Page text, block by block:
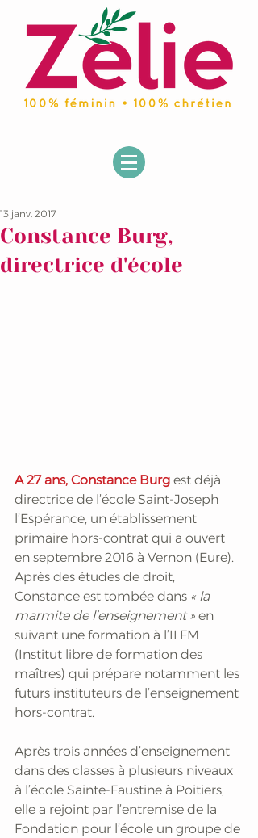
Constance Burg,
directrice d'école
13 janv. 2017
A 27 ans, Constance Burg est déjà
directrice de l’école Saint-Joseph
l’Espérance, un établissement
primaire hors-contrat qui a ouvert
en septembre 2016 à Vernon (Eure).
Après des études de droit,
Constance est tombée dans « la
marmite de l’enseignement » en
suivant une formation à l’ILFM
(Institut libre de formation des
maîtres) qui prépare notamment les
futurs instituteurs de l’enseignement
hors-contrat.
Après trois années d’enseignement
dans des classes à plusieurs niveaux
à l’école Sainte-Faustine à Poitiers,
elle a rejoint par l’entremise de la
Fondation pour l’école un groupe de